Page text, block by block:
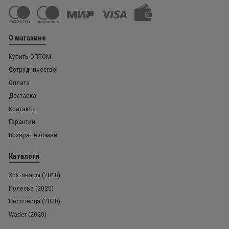
О магазине
Купить ОПТОМ
Сотрудничество
Оплата
Доставка
Контакты
Гарантии
Возврат и обмен
Каталоги
Хозтовары (2018)
Полесье (2020)
Песочница (2020)
Wader (2020)